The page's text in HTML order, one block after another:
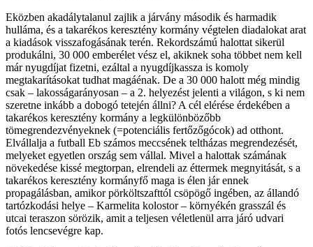
Eközben akadálytalanul zajlik a járvány második és harmadik
hulláma, és a takarékos keresztény kormány végtelen diadalokat arat
a kiadások visszafogásának terén. Rekordszámú halottat sikerül
produkálni, 30 000 emberélet vész el, akiknek soha többet nem kell
már nyugdíjat fizetni, ezáltal a nyugdíjkassza is komoly
megtakarításokat tudhat magáénak. De a 30 000 halott még mindig
csak – lakosságarányosan – a 2. helyezést jelenti a világon, s ki nem
szeretne inkább a dobogó tetején állni? A cél elérése érdekében a
takarékos keresztény kormány a legkülönbözőbb
tömegrendezvényeknek (=potenciális fertőzőgócok) ad otthont.
Elvállalja a futball Eb számos meccsének teltházas megrendezését,
melyeket egyetlen ország sem vállal. Mivel a halottak számának
növekedése kissé megtorpan, elrendeli az éttermek megnyitását, s a
takarékos keresztény kormányfő maga is élen jár ennek
propagálásban, amikor pörköltszafttól csöpögő ingében, az állandó
tartózkodási helye – Karmelita kolostor – környékén grasszál és
utcai teraszon sörözik, amit a teljesen véletlenül arra járó udvari
fotós lencsevégre kap.